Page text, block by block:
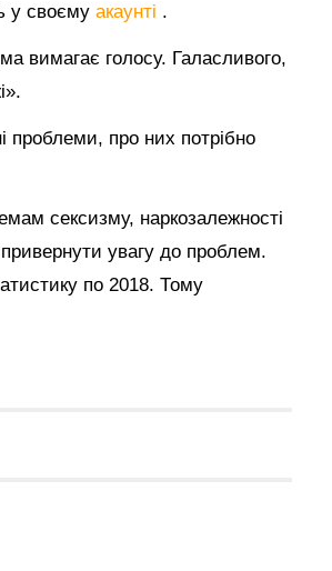
у своєму акаунті .
вимагає голосу. Галасливого,
проблеми, про них потрібно
сексизму, наркозалежності
увагу до проблем.
по 2018. Тому